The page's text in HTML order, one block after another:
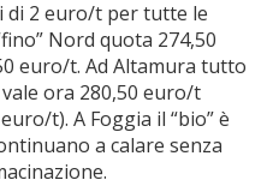
di 2 euro/t per tutte le
Nord quota 274,50
euro/t. Ad Altamura tutto
ora 280,50 euro/t
t). A Foggia il “bio” è
a calare senza